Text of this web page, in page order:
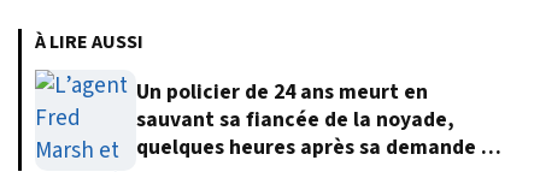
À LIRE AUSSI
Un policier de 24 ans meurt en
sauvant sa fiancée de la noyade,
quelques heures après sa demande en